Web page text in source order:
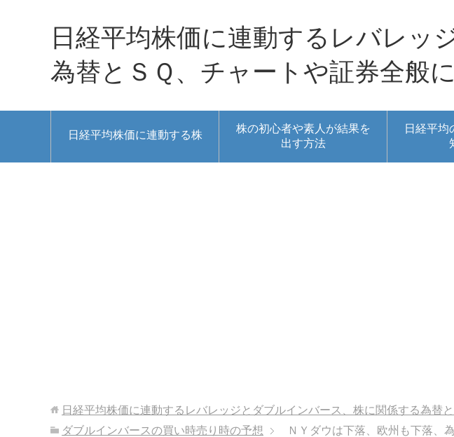
日経平均株価に連動するレバレッ
為替とＳＱ、チャートや証券全般
日経平均株価に連動する株
株の初心者や素人が結果を
出す方法
日経平均
日経平均株価に連動するレバレッジとダブルインバース、株に関係する為替
ダブルインバースの買い時売り時の予想
ＮＹダウは下落、欧州も下落、